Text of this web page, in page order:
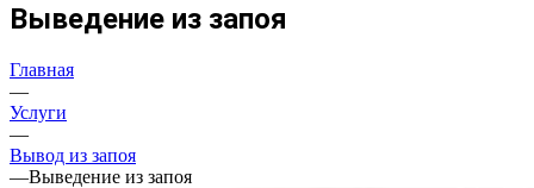
Выведение из запоя
Главная
—
Услуги
—
Вывод из запоя
—Выведение из запоя